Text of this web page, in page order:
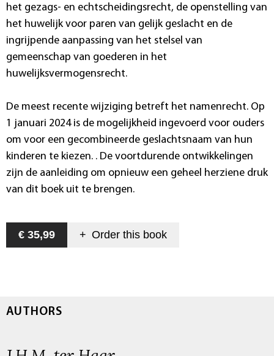
het gezags- en echtscheidingsrecht, de openstelling van
het huwelijk voor paren van gelijk geslacht en de
ingrijpende aanpassing van het stelsel van
gemeenschap van goederen in het
huwelijksvermogensrecht.
De meest recente wijziging betreft het namenrecht. Op
1 januari 2024 is de mogelijkheid ingevoerd voor ouders
om voor een gecombineerde geslachtsnaam van hun
kinderen te kiezen. . De voortdurende ontwikkelingen
zijn de aanleiding om opnieuw een geheel herziene druk
van dit boek uit te brengen.
€ 35,99 + Order this book
AUTHORS